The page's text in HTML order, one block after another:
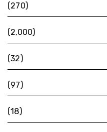
(270)
(2٬000)
(32)
(97)
(18)